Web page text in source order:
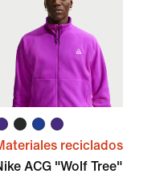
reciclados
ACG "Wolf Tree"